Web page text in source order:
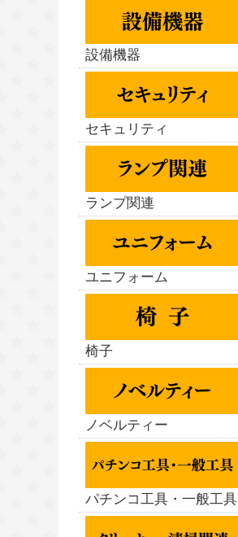
設備機器
セキュリティ
ランプ関連
ユニフォーム
椅子
ノベルティー
パチンコ工具・一般工具